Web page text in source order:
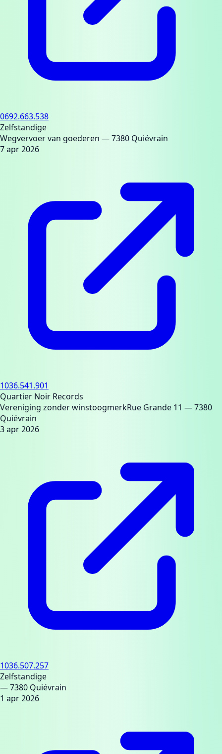
0692.663.538
Zelfstandige
Wegvervoer van goederen — 7380 Quiévrain
7 apr 2026
1036.541.901
Quartier Noir Records
Vereniging zonder winstoogmerkRue Grande 11 — 7380
Quiévrain
3 apr 2026
1036.507.257
Zelfstandige
— 7380 Quiévrain
1 apr 2026